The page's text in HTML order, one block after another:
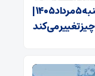
قیمت تتر، بیت‌کوین و اتریوم امروز دوشنبه ۵ مرداد ۱۴۰۵ |
تغییر می‌کند